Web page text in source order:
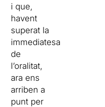
i que,
havent
superat la
immediatesa
de
l’oralitat,
ara ens
arriben a
punt per